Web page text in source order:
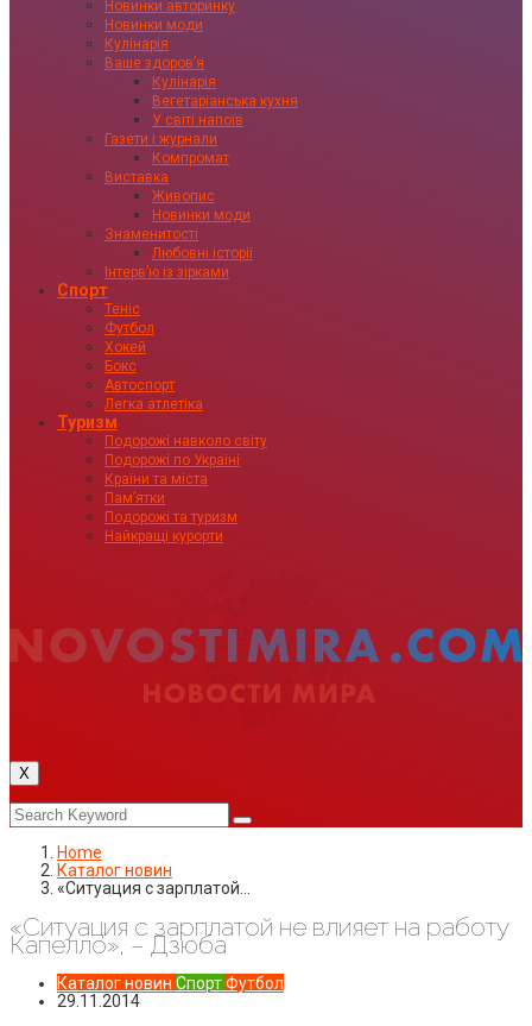
Новинки авторинку
Новинки моди
Кулінарія
Ваше здоровʼя
Кулінарія
Вегетаріанська кухня
У світі напоїв
Газети і журнали
Компромат
Виставка
Живопис
Новинки моди
Знаменитості
Любовні історії
Інтервʼю із зірками
Спорт
Теніс
Футбол
Хокей
Бокс
Автоспорт
Легка атлетіка
Туризм
Подорожі навколо світу
Подорожі по Україні
Країни та міста
Пам’ятки
Подорожі та туризм
Найкращі курорти
X
Home
Каталог новин
«Ситуация с зарплатой…
«Ситуация с зарплатой не влияет на работу
Капелло», – Дзюба
Каталог новин СпортФутбол
29.11.2014